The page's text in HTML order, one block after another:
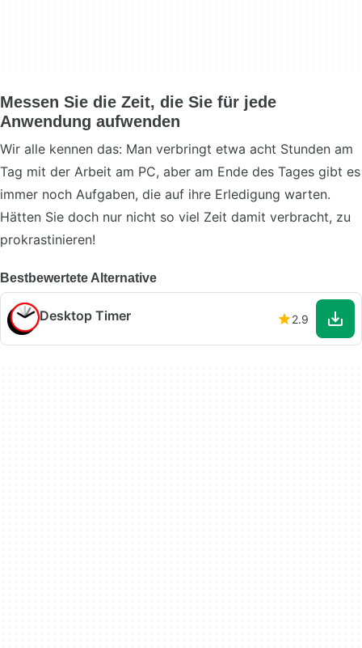
Messen Sie die Zeit, die Sie für jede
Anwendung aufwenden
Wir alle kennen das: Man verbringt etwa acht Stunden am
Tag mit der Arbeit am PC, aber am Ende des Tages gibt es
immer noch Aufgaben, die auf ihre Erledigung warten.
Hätten Sie doch nur nicht so viel Zeit damit verbracht, zu
prokrastinieren!
Bestbewertete Alternative
Desktop Timer 2.9